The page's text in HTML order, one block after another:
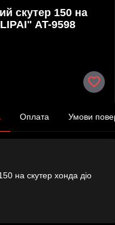
скутер 150 на
AT-9598
Оплата Умови
на скутер хонда діо